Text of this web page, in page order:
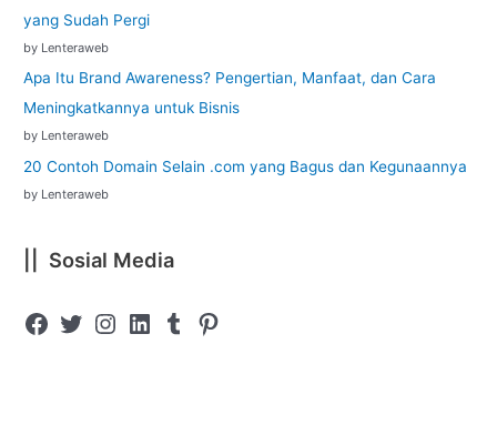
yang Sudah Pergi
by Lenteraweb
Apa Itu Brand Awareness? Pengertian, Manfaat, dan Cara
Meningkatkannya untuk Bisnis
by Lenteraweb
20 Contoh Domain Selain .com yang Bagus dan Kegunaannya
by Lenteraweb
|| Sosial Media